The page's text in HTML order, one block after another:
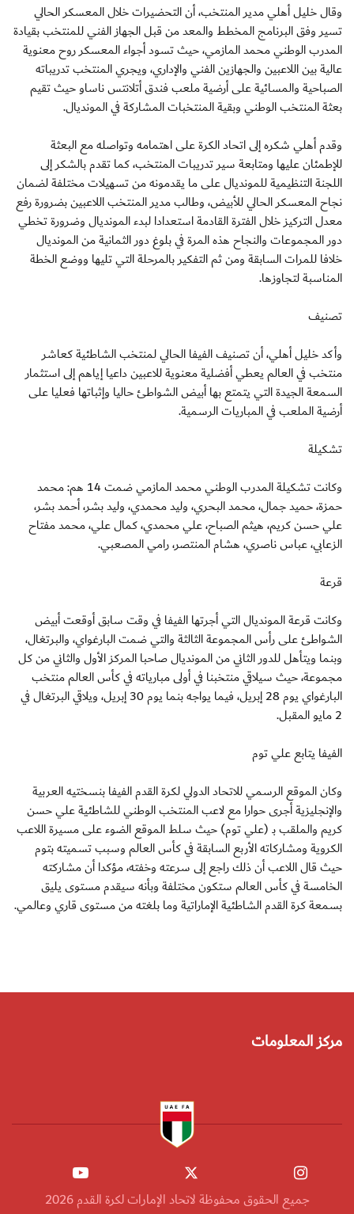
وقال خليل أهلي مدير المنتخب، أن التحضيرات خلال المعسكر الحالي
تسير وفق البرنامج المخطط والمعد من قبل الجهاز الفني للمنتخب بقيادة
المدرب الوطني محمد المازمي، حيث تسود أجواء المعسكر روح معنوية
عالية بين اللاعبين والجهازين الفني والإداري، ويجري المنتخب تدريباته
الصباحية والمسائية على أرضية ملعب فندق أتلانتس ناساو حيث تقيم
بعثة المنتخب الوطني وبقية المنتخبات المشاركة في المونديال.
وقدم أهلي شكره إلى اتحاد الكرة على اهتمامه وتواصله مع البعثة
للإطمئان عليها ومتابعة سير تدريبات المنتخب، كما تقدم بالشكر إلى
اللجنة التنظيمية للمونديال على ما يقدمونه من تسهيلات مختلفة لضمان
نجاح المعسكر الحالي للأبيض، وطالب مدير المنتخب اللاعبين بضرورة رفع
معدل التركيز خلال الفترة القادمة استعدادا لبدء المونديال وضرورة تخطي
دور المجموعات والنجاح هذه المرة في بلوغ دور الثمانية من المونديال
خلافا للمرات السابقة ومن ثم التفكير بالمرحلة التي تليها ووضع الخطة
المناسبة لتجاوزها.
تصنيف
وأكد خليل أهلي، أن تصنيف الفيفا الحالي لمنتخب الشاطئية كعاشر
منتخب في العالم يعطي أفضلية معنوية للاعبين داعيا إياهم إلى استثمار
السمعة الجيدة التي يتمتع بها أبيض الشواطئ حاليا وإثباتها فعليا على
أرضية الملعب في المباريات الرسمية.
تشكيلة
وكانت تشكيلة المدرب الوطني محمد المازمي ضمت 14 هم: محمد
حمزة، حميد جمال، محمد البحري، وليد محمدي، وليد بشر، أحمد بشر،
علي حسن كريم، هيثم الصباح، علي محمدي، كمال علي، محمد مفتاح
الزعابي، عباس ناصري، هشام المنتصر، رامي المصعبي.
قرعة
وكانت قرعة المونديال التي أجرتها الفيفا في وقت سابق أوقعت أبيض
الشواطئ على رأس المجموعة الثالثة والتي ضمت البارغواي، والبرتغال،
وبنما ويتأهل للدور الثاني من المونديال صاحبا المركز الأول والثاني من كل
مجموعة، حيث سيلاقي منتخبنا في أولى مبارياته في كأس العالم منتخب
البارغواي يوم 28 إبريل، فيما يواجه بنما يوم 30 إبريل، ويلاقي البرتغال في
2 مايو المقبل.
الفيفا يتابع علي توم
وكان الموقع الرسمي للاتحاد الدولي لكرة القدم الفيفا بنسختيه العربية
والإنجليزية أجرى حوارا مع لاعب المنتخب الوطني للشاطئية علي حسن
كريم والملقب بـ (علي توم) حيث سلط الموقع الضوء على مسيرة اللاعب
الكروية ومشاركاته الأربع السابقة في كأس العالم وسبب تسميته بتوم
حيث قال اللاعب أن ذلك راجع إلى سرعته وخفته، مؤكدا أن مشاركته
الخامسة في كأس العالم ستكون مختلفة وبأنه سيقدم مستوى يليق
بسمعة كرة القدم الشاطئية الإماراتية وما بلغته من مستوى قاري وعالمي.
مركز المعلومات
جميع الحقوق محفوظة لاتحاد الإمارات لكرة القدم 2026